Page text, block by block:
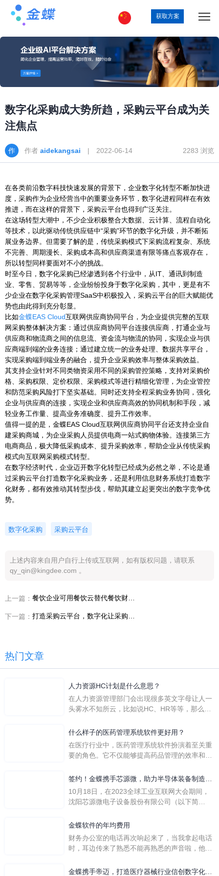
获取方案
数字化采购成大势所趋，采购云平台成为关
注焦点
作者 aidekangsai | 2022-06-14 2283 浏览
在各类前沿数字科技快速发展的背景下，企业数字化转型不断加快进
度，采购作为企业经营当中的重要业务环节，数字化进程同样在有效
推进，而在这样的背景下，采购云平台也得到广泛关注。
在这场转型大潮中，不少企业积极整合大数据、云计算、流程自动化
等技术，以此驱动传统供应链中“采购”环节的数字化升级，并不断拓
展业务边界。但需要了解的是，传统采购模式下采购流程复杂、系统
不完善、周期漫长、采购成本高和供应商渠道有限等痛点客观存在，
所以转型同样要面对不小的挑战。
时至今日，数字化采购已经渗透到各个行业中，从IT、通讯到制造
业、零售、贸易等等，企业纷纷投身于数字化采购，其中，更是有不
少企业在数字化采购管理SaaS中积极投入，采购云平台的巨大赋能优
势也由此得到充分彰显。
比如金蝶EAS Cloud互联网供应商协同平台，为企业提供完整的互联
网采购整体解决方案：通过供应商协同平台连接供应商，打通企业与
供应商和物流商之间的信息流、资金流与物流的协同，实现企业与供
应商端到端的业务连接；通过建立统一的业务处理、数据共享平台，
实现采购端到端业务的融合，提升企业采购效率与整体采购效益。
其支持企业针对不同类物资采用不同的采购管控策略，支持对采购价
格、采购权限、定价权限、采购模式等进行精细化管理，为企业管控
和防范采购风险打下坚实基础。同时还支持全程采购业务协同，强化
企业与供应商的连接，实现企业和供应商高效的协同机制和手段，减
轻业务工作量、提高业务准确度、提升工作效率。
值得一提的是，金蝶EAS Cloud互联网供应商协同平台还支持企业自
建采购商城，为企业采购人员提供电商一站式购物体验。连接第三方
电商商品，极大降低采购成本、提升采购效率，帮助企业从传统采购
模式向互联网采购模式转型。
在数字经济时代，企业迈开数字化转型已经成为必然之举，不论是通
过采购云平台打造数字化采购业务，还是利用信息财务系统打造数字
化财务，都有效推动其转型步伐，帮助其建立起更突出的数字竞争优
势。
数字化采购 采购云平台
上述内容来自用户自行上传或互联网，如有版权问题，请联系
qy_qin@kingdee.com 。
上一篇：
下一篇：
热门文章
人力资源HC计划是什么意思？
在人力资源管理部门会出现很多英文字母让人一
头雾水不知所云，比如说HC、HR等等，那么它
么呢？
什么样子的医药管理系统软件更好用？
在医疗行业中，医药管理系统软件扮演着至关重
要的角色。它不仅能够提高药品管理的效率和准
一个好用的医药管理系统软件应具备以下特点。
地进行操作。 复杂的
签约！金蝶携手芯源微，助力半导体装备制造领
先企业迈向世界
10月18日，在2023全球工业互联网大会期间，
沈阳芯源微电子设备股份有限公司（以下简
下简称“金蝶”）在辽宁沈阳签署战略合作协议。
营管控平台，从而实现公司产研一体化、业财一
体化，提升公司整体业务水平。
金蝶软件的年均费用
财务办公室的电话再次响起来了，当我拿起电话
时，耳边传来了熟悉不能再熟悉的声音啦，他就
软件过程中遇到任何问题，我都可以获得金蝶服
金蝶携手帝迈，打造医疗器械行业信创数字化标